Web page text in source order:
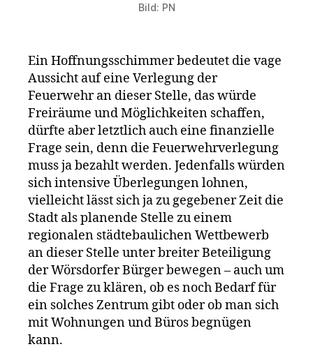
Bild: PN
Ein Hoffnungsschimmer bedeutet die vage
Aussicht auf eine Verlegung der
Feuerwehr an dieser Stelle, das würde
Freiräume und Möglichkeiten schaffen,
dürfte aber letztlich auch eine finanzielle
Frage sein, denn die Feuerwehrverlegung
muss ja bezahlt werden. Jedenfalls würden
sich intensive Überlegungen lohnen,
vielleicht lässt sich ja zu gegebener Zeit die
Stadt als planende Stelle zu einem
regionalen städtebaulichen Wettbewerb
an dieser Stelle unter breiter Beteiligung
der Wörsdorfer Bürger bewegen – auch um
die Frage zu klären, ob es noch Bedarf für
ein solches Zentrum gibt oder ob man sich
mit Wohnungen und Büros begnügen
kann.